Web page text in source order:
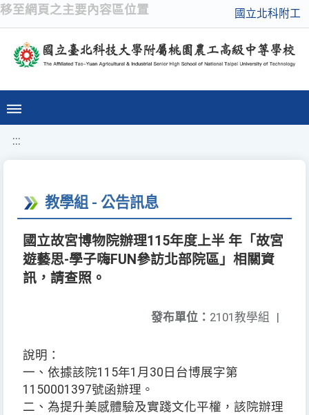
移至網頁之主要內容區位置 國立北科附工
:::
教學組 - 公告訊息
國立故宮博物院辦理115年度上半 年「故宮
遊藝思-學子嗨FUN參訪北部院區」相關資
訊，請查照。
發布單位： 2101教學組 |
說明：
一、依據該院115年1月30日台博展字第
1150001397號函辦理。
二、為提升美感體驗及實踐文化平權，該院辦理